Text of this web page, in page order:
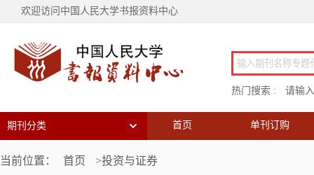
欢迎访问中国人民大学书报资料中心
热门搜索 : 请输
期刊分类 首页 单刊订购
当前位置： 首页 >投资与证券